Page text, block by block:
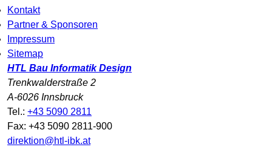
Kontakt
Partner & Sponsoren
Impressum
Sitemap
HTL Bau Informatik Design
Trenkwalderstraße 2
A-6026 Innsbruck
Tel.: +43 5090 2811
Fax: +43 5090 2811-900
direktion@htl-ibk.at